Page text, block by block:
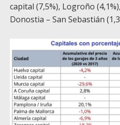
capital (7,5%), Logroño
Donostia – San Sebastián